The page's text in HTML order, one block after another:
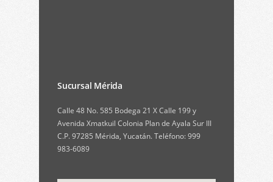
Sucursal Mérida
Calle 48 No. 585 Bodega 21 X Calle 199 y
Avenida Xmatkuil Colonia Plan de Ayala Sur III
C.P. 97285 Mérida, Yucatán. Teléfono: 999
983-6089